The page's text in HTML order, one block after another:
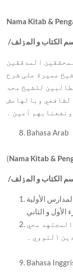
Nama Kitab &
/
المدققين
عميرة علی شرح
للشيخ محد
وبالهامش
آمين ۔
Bahasa Arab
(Nama Kitab &
/
الأولية
المجتهد محي
النووي ۔
Bahasa